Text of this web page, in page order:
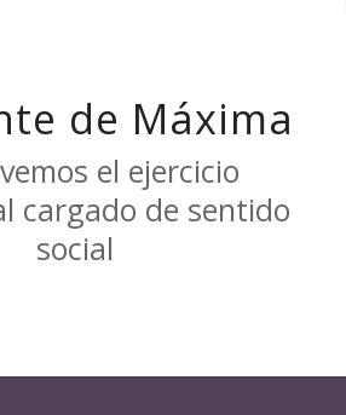
de Máxima
el ejercicio
cargado de sentido
social